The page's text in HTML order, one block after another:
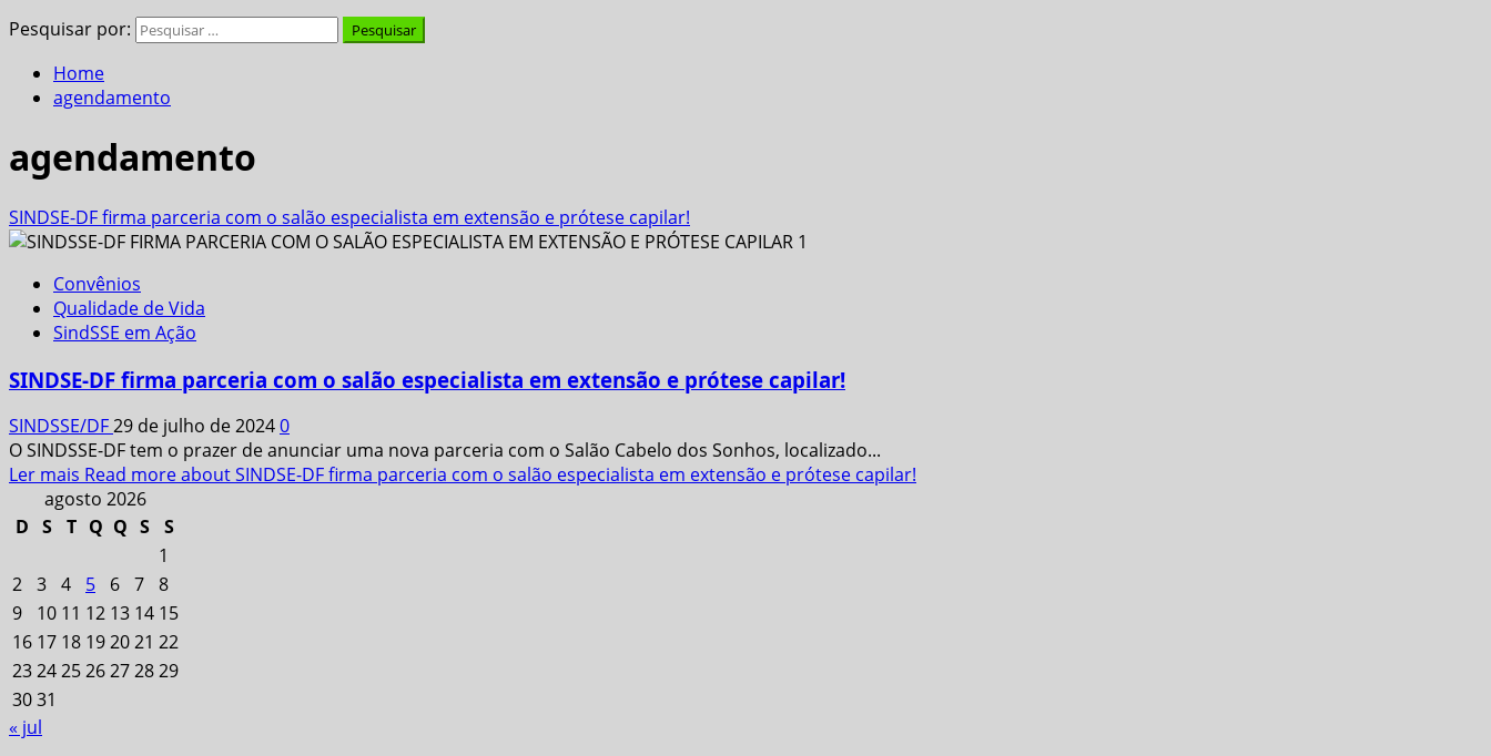
Pesquisar por:
Home
agendamento
agendamento
SINDSE-DF firma parceria com o salão especialista em extensão e prótese capilar!
Convênios
Qualidade de Vida
SindSSE em Ação
SINDSE-DF firma parceria com o salão especialista em extensão e prótese capilar!
SINDSSE/DF29 de julho de 20240
O SINDSSE-DF tem o prazer de anunciar uma nova parceria com o Salão Cabelo dos Sonhos, localizado...
Ler mais Read more about SINDSE-DF firma parceria com o salão especialista em extensão e prótese capilar!
agosto 2026
D S T Q Q S
S
1
2 3 4 5 6 7 8
9
10 11 12 13 14 15
16 17 18 192021 22
23242526272829
3031
« jul